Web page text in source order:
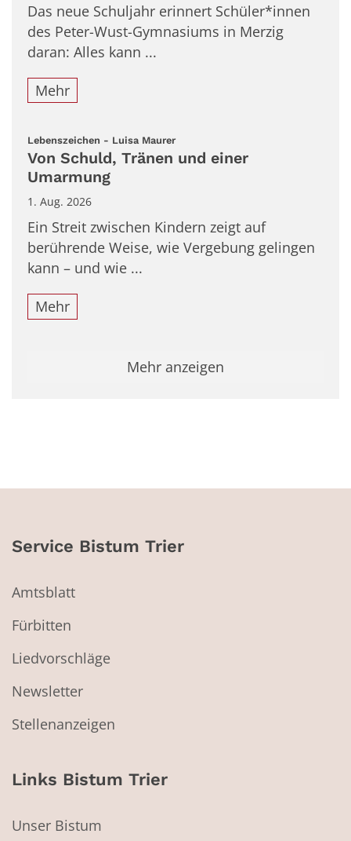
Das neue Schuljahr erinnert Schüler*innen
des Peter-Wust-Gymnasiums in Merzig
daran: Alles kann ...
Mehr
Lebenszeichen - Luisa Maurer:
Von Schuld, Tränen und einer
Umarmung
1. Aug. 2026
Ein Streit zwischen Kindern zeigt auf
berührende Weise, wie Vergebung gelingen
kann – und wie ...
Mehr
Mehr anzeigen
Service Bistum Trier
Amtsblatt
Fürbitten
Liedvorschläge
Newsletter
Stellenanzeigen
Links Bistum Trier
Unser Bistum